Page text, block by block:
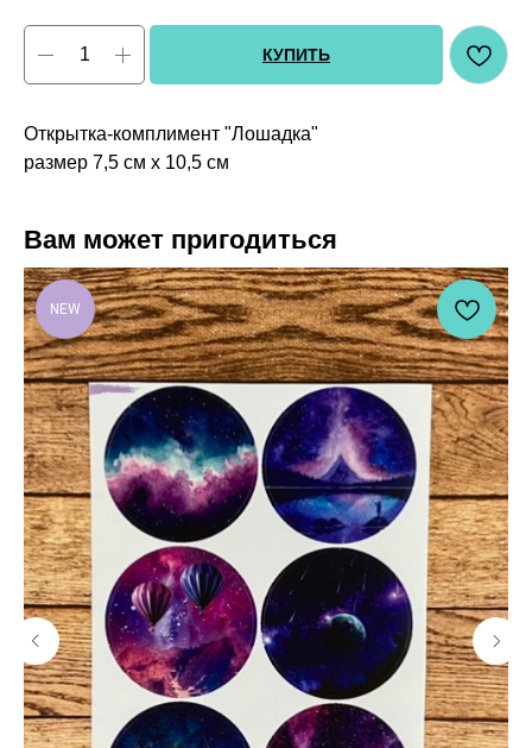
КУПИТЬ
Открытка-комплимент "Лошадка"
размер 7,5 см х 10,5 см
Вам может пригодиться
NEW